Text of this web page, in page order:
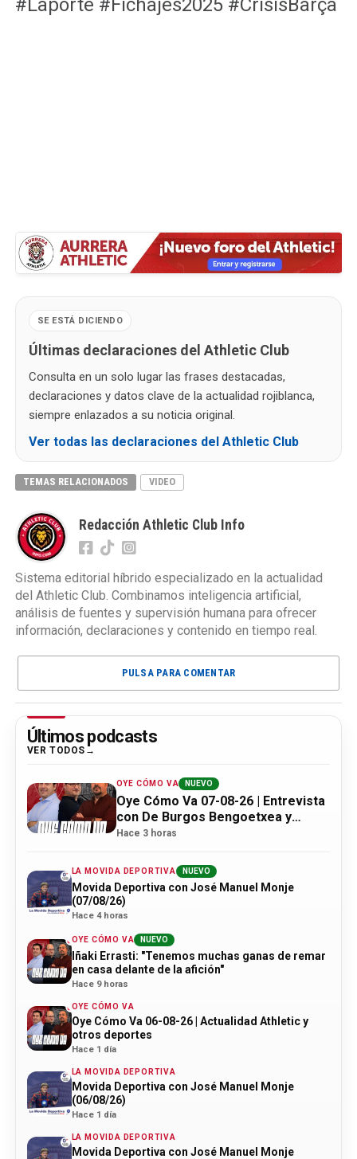
#Laporte #Fichajes2025 #CrisisBarça
SE ESTÁ DICIENDO
Últimas declaraciones del Athletic Club
Consulta en un solo lugar las frases destacadas,
declaraciones y datos clave de la actualidad rojiblanca,
siempre enlazados a su noticia original.
Ver todas las declaraciones del Athletic Club
TEMAS RELACIONADOS VIDEO
Redacción Athletic Club Info
Sistema editorial híbrido especializado en la actualidad
del Athletic Club. Combinamos inteligencia artificial,
análisis de fuentes y supervisión humana para ofrecer
información, declaraciones y contenido en tiempo real.
PULSA PARA COMENTAR
Últimos podcasts
VER TODOS
OYE CÓMO VA NUEVO
Oye Cómo Va 07-08-26 | Entrevista
con De Burgos Bengoetxea y
actualidad Athletic
Hace 3 horas
LA MOVIDA DEPORTIVA NUEVO
Movida Deportiva con José Manuel Monje
(07/08/26)
Hace 4 horas
OYE CÓMO VA NUEVO
Iñaki Errasti: "Tenemos muchas ganas de remar
en casa delante de la afición"
Hace 9 horas
OYE CÓMO VA
Oye Cómo Va 06-08-26 | Actualidad Athletic y
otros deportes
Hace 1 día
LA MOVIDA DEPORTIVA
Movida Deportiva con José Manuel Monje
(06/08/26)
Hace 1 día
LA MOVIDA DEPORTIVA
Movida Deportiva con José Manuel Monje